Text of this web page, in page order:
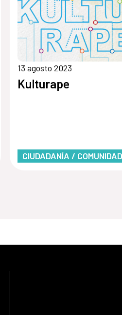
13 agosto 2023
Kulturape
CIUDADANÍA / COMUNIDAD